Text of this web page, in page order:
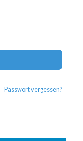
Passwort vergessen?